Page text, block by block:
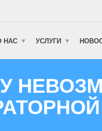
НАС УСЛУГИ